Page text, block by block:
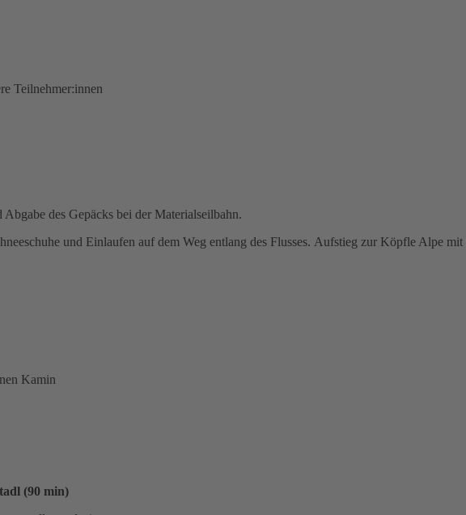
Teilnehmer:innen
des Gepäcks bei der Materialseilbahn.
und Einlaufen auf dem Weg entlang des Flusses. Aufstieg zur Köpfle Alpe mit
Kamin
(90 min)